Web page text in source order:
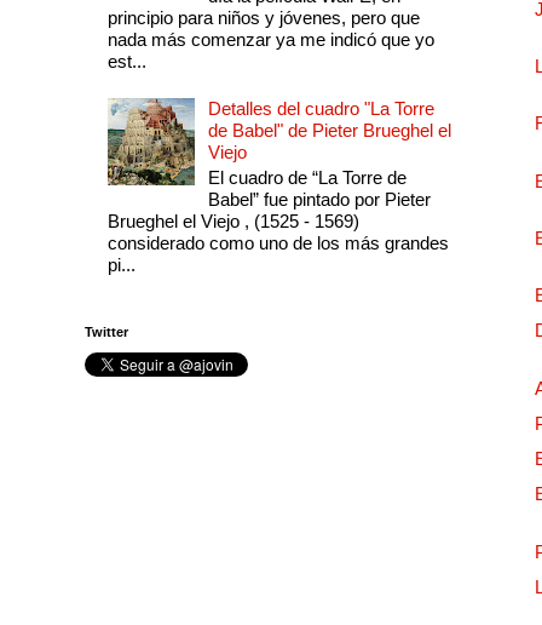
principio para niños y jóvenes, pero que
nada más comenzar ya me indicó que yo
est...
Detalles del cuadro "La Torre
de Babel" de Pieter Brueghel el
Viejo
El cuadro de “La Torre de
Babel” fue pintado por Pieter
Brueghel el Viejo , (1525 - 1569)
considerado como uno de los más grandes
pi...
Twitter